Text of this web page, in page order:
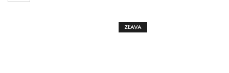
ZĽAVA